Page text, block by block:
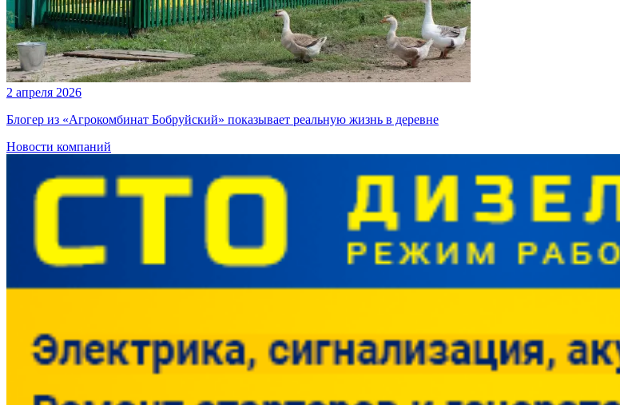
2 апреля 2026
Блогер из «Агрокомбинат Бобруйский» показывает реальную жизнь в деревне
Новости компаний